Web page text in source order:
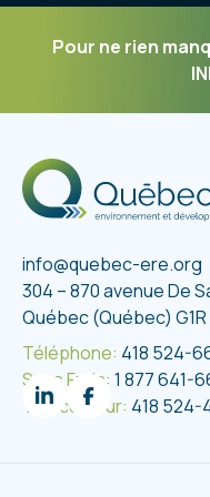
l’eau, prenez le
peinture avec une
Pour ne rien
info@quebec-ere.org
304 – 870 avenue De
Québec (Québec)
Téléphone: 418 524-
Sans Frais: 1 877 641-
Télécopieur: 418 524-